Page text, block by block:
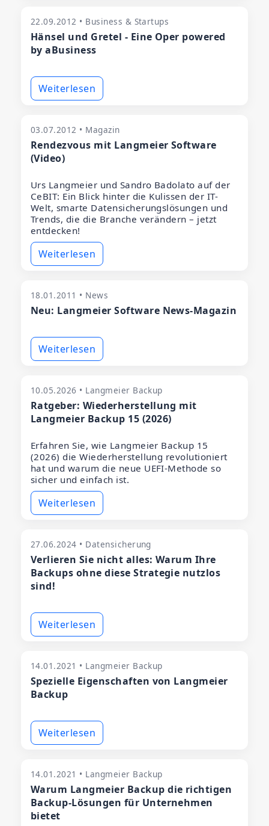
22.09.2012 • Business & Startups
Hänsel und Gretel - Eine Oper powered
by aBusiness
Weiterlesen
03.07.2012 • Magazin
Rendezvous mit Langmeier Software
(Video)
Urs Langmeier und Sandro Badolato auf der
CeBIT: Ein Blick hinter die Kulissen der IT-
Welt, smarte Datensicherungslösungen und
Trends, die die Branche verändern – jetzt
entdecken!
Weiterlesen
18.01.2011 • News
Neu: Langmeier Software News-Magazin
Weiterlesen
10.05.2026 • Langmeier Backup
Ratgeber: Wiederherstellung mit
Langmeier Backup 15 (2026)
Erfahren Sie, wie Langmeier Backup 15
(2026) die Wiederherstellung revolutioniert
hat und warum die neue UEFI-Methode so
sicher und einfach ist.
Weiterlesen
27.06.2024 • Datensicherung
Verlieren Sie nicht alles: Warum Ihre
Backups ohne diese Strategie nutzlos
sind!
Weiterlesen
14.01.2021 • Langmeier Backup
Spezielle Eigenschaften von Langmeier
Backup
Weiterlesen
14.01.2021 • Langmeier Backup
Warum Langmeier Backup die richtigen
Backup-Lösungen für Unternehmen
bietet